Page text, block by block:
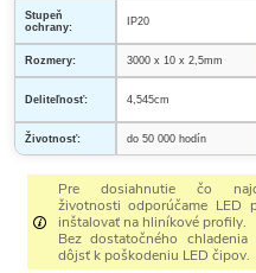
Stupeň
ochrany:
IP20
Rozmery: 3000 x 10 x 2,5mm
Deliteľnosť: 4,545cm
Životnosť: do 50 000 hodín
Pre dosiahnutie čo
životnosti odporúčame LED
inštalovať na hliníkové profily.
Bez dostatočného chladenia
dôjsť k poškodeniu LED čipov.